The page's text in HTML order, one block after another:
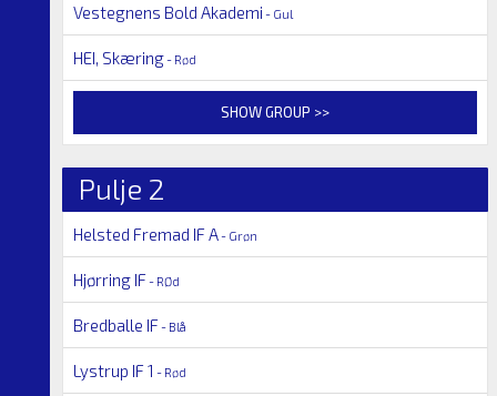
Vestegnens Bold Akademi - Gul
HEI, Skæring- Rød
SHOW GROUP >>
Pulje 2
Helsted Fremad IF A- Grøn
Hjørring IF - RØd
Bredballe IF - Blå
Lystrup IF 1 - Rød